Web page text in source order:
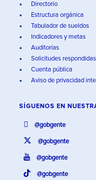
Directorio
Estructura orgánica
Tabulador de sueldos
Indicadores y metas
Auditorías
Solicitudes respondidas
Cuenta pública
Aviso de privacidad
SÍGUENOS EN
@gobgente
@gobgente
@gobgente
@gobgente